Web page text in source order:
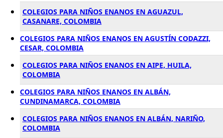
COLEGIOS PARA NIÑOS ENANOS EN AGUAZUL,
CASANARE, COLOMBIA
COLEGIOS PARA NIÑOS ENANOS EN AGUSTÍN CODAZZI,
CESAR, COLOMBIA
COLEGIOS PARA NIÑOS ENANOS EN AIPE, HUILA,
COLOMBIA
COLEGIOS PARA NIÑOS ENANOS EN ALBÁN,
CUNDINAMARCA, COLOMBIA
COLEGIOS PARA NIÑOS ENANOS EN ALBÁN, NARIÑO,
COLOMBIA